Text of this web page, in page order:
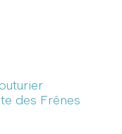
des Frênes